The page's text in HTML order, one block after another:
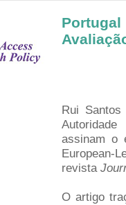
Portugal
Rui Santos
assinam o
European-
revista
O artigo